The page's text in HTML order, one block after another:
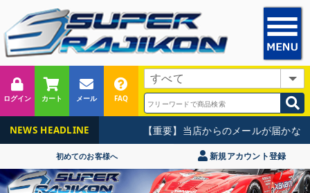
ログイン カート メール FAQ
NEWS HEADLINE 【重要】当店からのメールが届かない
初めてのお客様へ 新規アカウント登録